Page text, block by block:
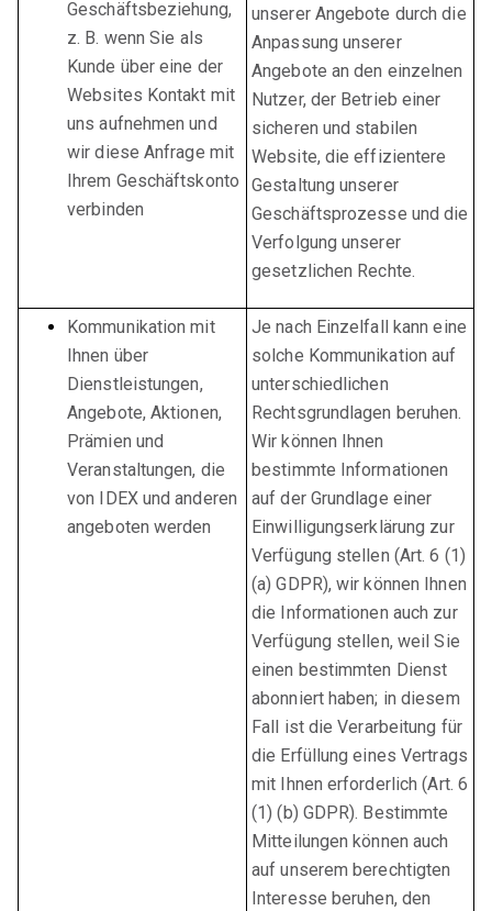
Geschäftsbeziehung,
z. B. wenn Sie als
Kunde über eine der
Websites Kontakt mit
uns aufnehmen und
wir diese Anfrage mit
Ihrem Geschäftskonto
verbinden
unserer Angebote durch die
Anpassung unserer
Angebote an den einzelnen
Nutzer, der Betrieb einer
sicheren und stabilen
Website, die effizientere
Gestaltung unserer
Geschäftsprozesse und die
Verfolgung unserer
gesetzlichen Rechte.
Kommunikation mit
Ihnen über
Dienstleistungen,
Angebote, Aktionen,
Prämien und
Veranstaltungen, die
von IDEX und anderen
angeboten werden
Je nach Einzelfall kann eine
solche Kommunikation auf
unterschiedlichen
Rechtsgrundlagen beruhen.
Wir können Ihnen
bestimmte Informationen
auf der Grundlage einer
Einwilligungserklärung zur
Verfügung stellen (Art. 6 (1)
(a) GDPR), wir können Ihnen
die Informationen auch zur
Verfügung stellen, weil Sie
einen bestimmten Dienst
abonniert haben; in diesem
Fall ist die Verarbeitung für
die Erfüllung eines Vertrags
mit Ihnen erforderlich (Art. 6
(1) (b) GDPR). Bestimmte
Mitteilungen können auch
auf unserem berechtigten
Interesse beruhen, den